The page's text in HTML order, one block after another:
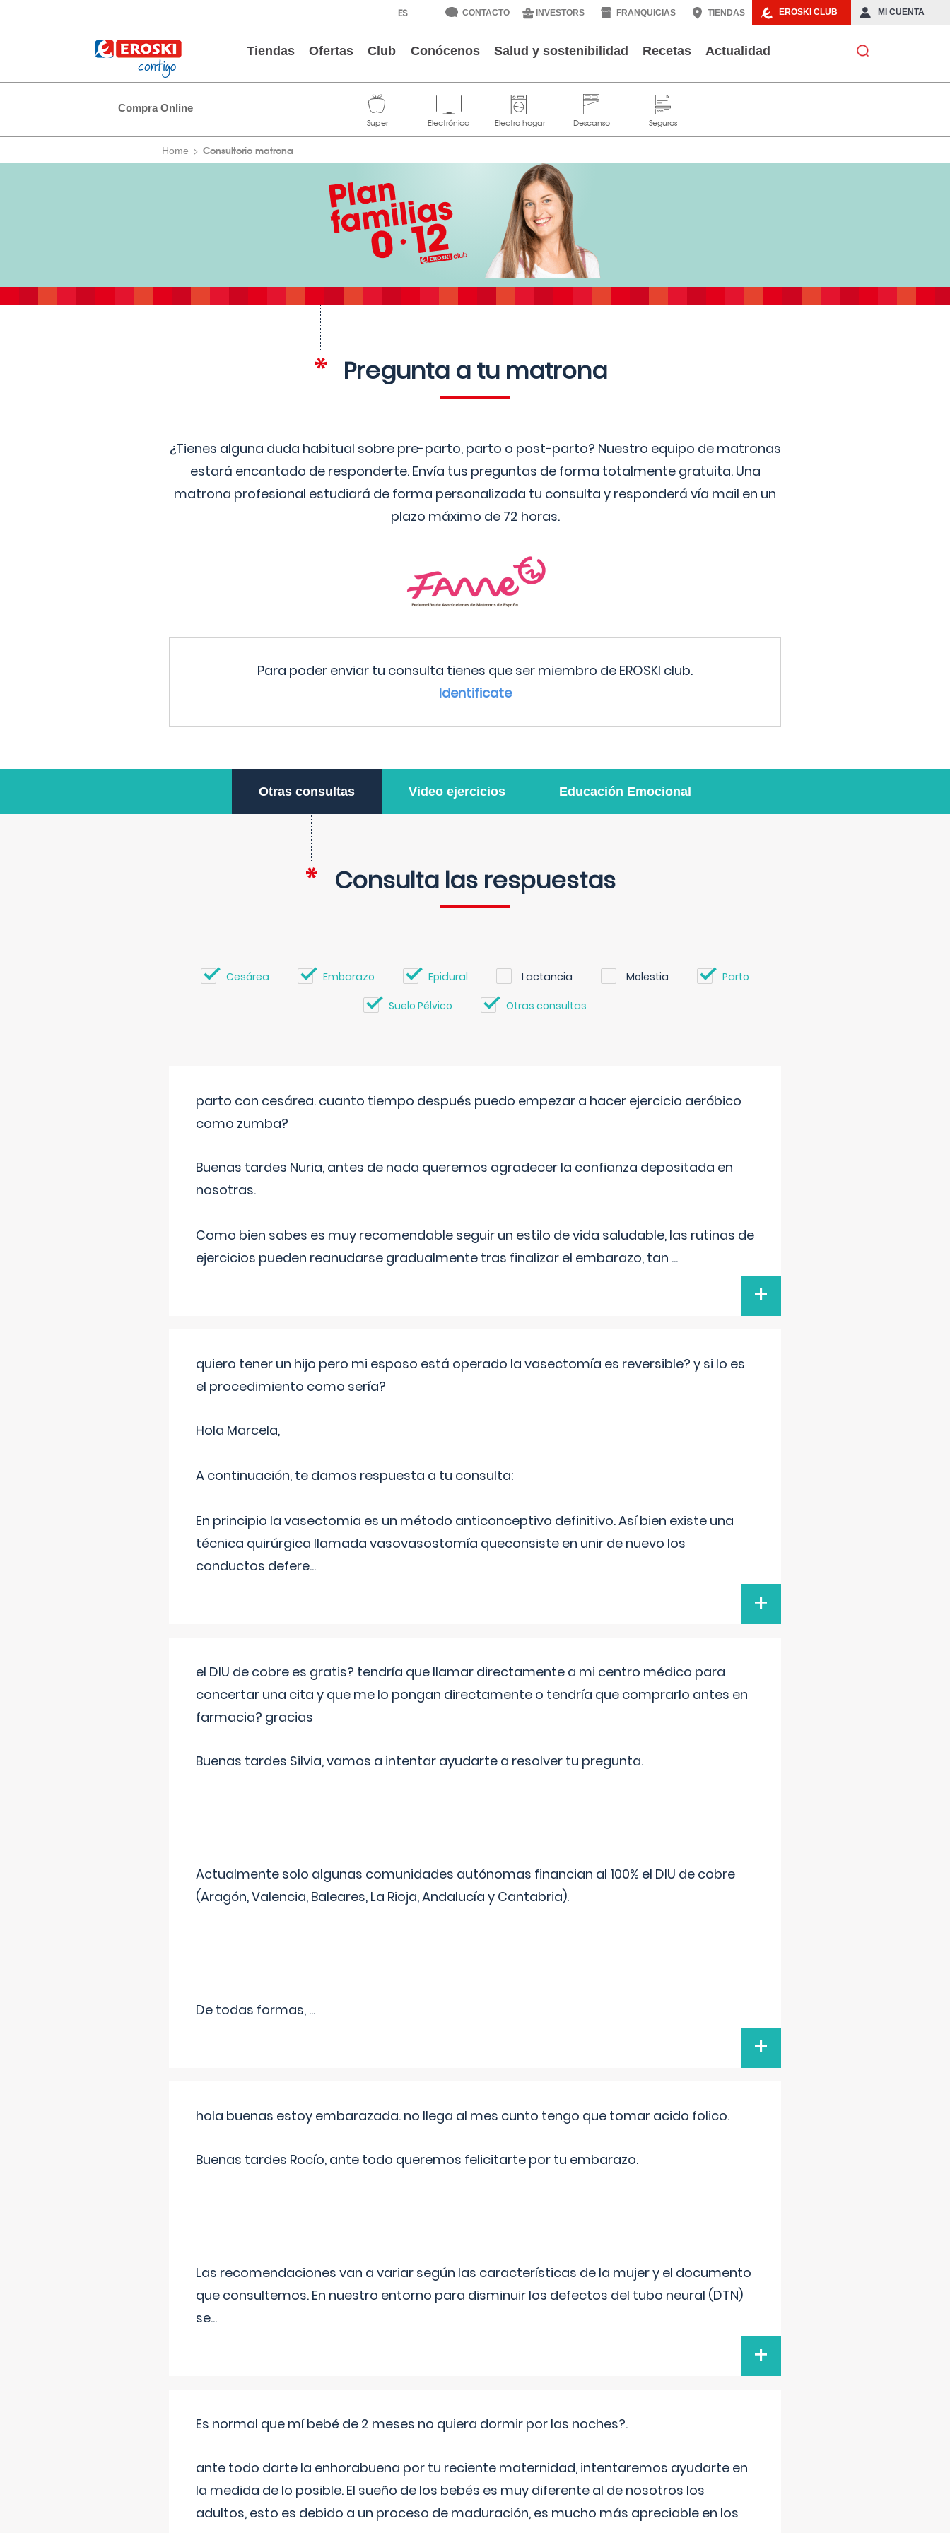
EROSKI CLUB MI CUENTA
CONTACTO INVESTORS FRANQUICIAS TIENDAS
Tiendas Ofertas Club Conócenos Salud y sostenibilidad Recetas Actualidad
Compra Online
Home Consultorio matrona
Pregunta a tu matrona
¿Tienes alguna duda habitual sobre pre-parto, parto o post-parto? Nuestro equipo de matronas
estará encantado de responderte. Envía tus preguntas de forma totalmente gratuita. Una
matrona profesional estudiará de forma personalizada tu consulta y responderá vía mail en un
plazo máximo de 72 horas.
Para poder enviar tu consulta tienes que ser miembro de EROSKI club.
Identificate
Otras consultas Video ejercicios Educación Emocional
Consulta las respuestas
Cesárea Embarazo Epidural Lactancia Molestia Parto
Suelo Pélvico Otras consultas
parto con cesárea. cuanto tiempo después puedo empezar a hacer ejercicio aeróbico
como zumba?
Buenas tardes Nuria, antes de nada queremos agradecer la confianza depositada en
nosotras.
Como bien sabes es muy recomendable seguir un estilo de vida saludable, las rutinas de
ejercicios pueden reanudarse gradualmente tras finalizar el embarazo, tan ...
+
quiero tener un hijo pero mi esposo está operado la vasectomía es reversible? y si lo es
el procedimiento como sería?
Hola Marcela,
A continuación, te damos respuesta a tu consulta:
En principio la vasectomia es un método anticonceptivo definitivo. Así bien existe una
técnica quirúrgica llamada vasovasostomía queconsiste en unir de nuevo los
conductos defere...
+
el DIU de cobre es gratis? tendría que llamar directamente a mi centro médico para
concertar una cita y que me lo pongan directamente o tendría que comprarlo antes en
farmacia? gracias
Buenas tardes Silvia, vamos a intentar ayudarte a resolver tu pregunta.
Actualmente solo algunas comunidades autónomas financian al 100% el DIU de cobre
(Aragón, Valencia, Baleares, La Rioja, Andalucía y Cantabria).
De todas formas, ...
+
hola buenas estoy embarazada. no llega al mes cunto tengo que tomar acido folico.
Buenas tardes Rocío, ante todo queremos felicitarte por tu embarazo.
Las recomendaciones van a variar según las características de la mujer y el documento
que consultemos. En nuestro entorno para disminuir los defectos del tubo neural (DTN)
se...
+
Es normal que mí bebé de 2 meses no quiera dormir por las noches?.
ante todo darte la enhorabuena por tu reciente maternidad, intentaremos ayudarte en
la medida de lo posible. El sueño de los bebés es muy diferente al de nosotros los
adultos, esto es debido a un proceso de maduración, es mucho más apreciable en los